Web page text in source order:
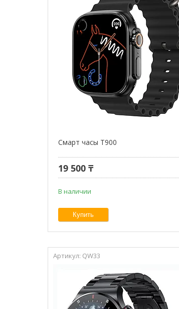
Смарт часы T900
19 500 ₸
В наличии
Купить
QW33